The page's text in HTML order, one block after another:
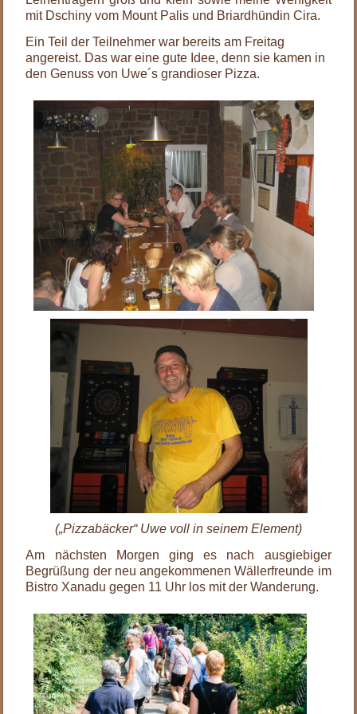
mit Dschiny vom Mount Palis und Briardhündin Cira.
Ein Teil der Teilnehmer war bereits am Freitag
angereist. Das war eine gute Idee, denn sie kamen in
den Genuss von Uwe´s grandioser Pizza.
(„Pizzabäcker“ Uwe voll in seinem Element)
Am nächsten Morgen ging es nach ausgiebiger
Begrüßung der neu angekommenen Wällerfreunde im
Bistro Xanadu gegen 11 Uhr los mit der Wanderung.